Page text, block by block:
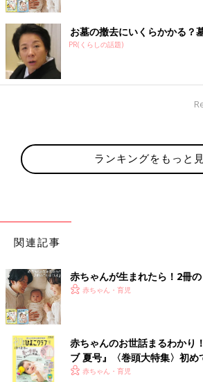
お墓の撤去にいくらかかる？
PR(くらしの話題)
ランキングをもっと
関連記事
赤ちゃんが生まれたら！2冊の
赤ちゃん・育児
赤ちゃんのお世話まるわかり
ブ 夏号』〈巻頭大特集〉初
く！ おっぱい・ミルクの基本
赤ちゃん・育児